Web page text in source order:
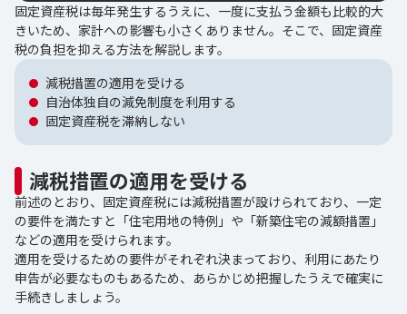
固定資産税は毎年発生するうえに、一度に支払う金額も比較的大
きいため、家計への影響も小さくありません。そこで、固定資産
税の負担を抑える方法を解説します。
減税措置の適用を受ける
自治体独自の減免制度を利用する
固定資産税を滞納しない
減税措置の適用を受ける
前述のとおり、固定資産税には減税措置が設けられており、一定
の要件を満たすと「住宅用地の特例」や「新築住宅の減額措置」
などの適用を受けられます。
適用を受けるための要件がそれぞれ決まっており、利用にあたり
申告が必要なものもあるため、あらかじめ把握したうえで確実に
手続きしましょう。